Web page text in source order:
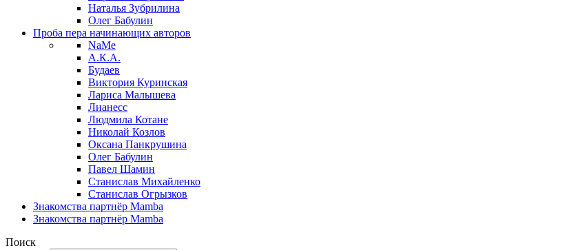
Наталья Зубрилина
Олег Бабулин
Проба пера начинающих авторов
NaMe
А.К.А.
Будаев
Виктория Куринская
Лариса Малышева
Лианесс
Людмила Котане
Николай Козлов
Оксана Панкрушина
Олег Бабулин
Павел Шамин
Станислав Михайленко
Станислав Огрызков
Знакомства партнёр Mamba
Знакомства партнёр Mamba
Поиск